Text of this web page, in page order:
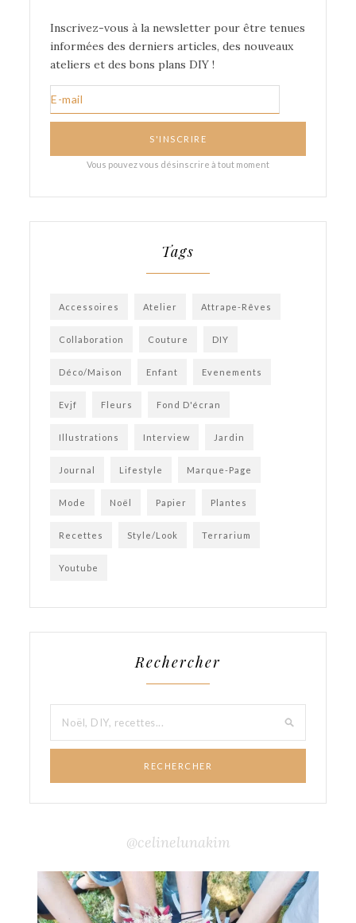
Tags
Accessoires Atelier Attrape-Rêves
Collaboration Couture DIY
Déco/Maison Enfant Evenements
Evjf Fleurs Fond D'écran
Illustrations Interview Jardin
Journal Lifestyle Marque-Page
Mode Noël Papier Plantes
Recettes Style/Look Terrarium
Youtube
Rechercher
RECHERCHER
@celinelunakim